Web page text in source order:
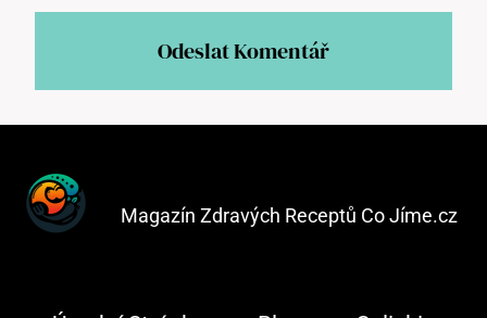
Magazín Zdravých Receptů Co Jíme.cz